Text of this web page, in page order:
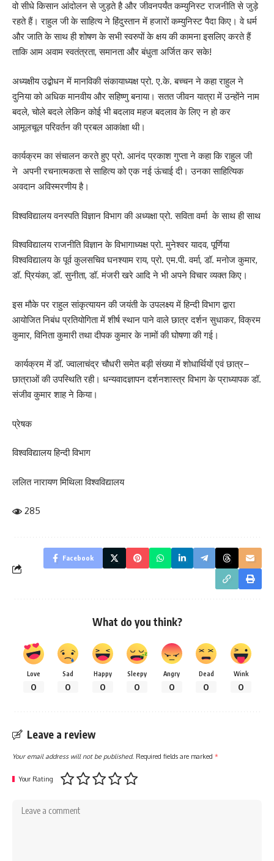
वो सीधे किसान आंदोलन से जुड़ते है और जीवनपर्यंत कम्युनिस्ट राजनीति से जुड़े
रहते हैं। राहुल जी के साहित्य ने हिंदुस्तान में हजारों कम्युनिस्ट पैदा किए। वे धर्म
और जाति के साथ ही शोषण के सभी स्वरुपों के क्षय की कामना इसलिए करते हैं
ताकि आम अवाम स्वतंत्रता, समानता और बंधुता अर्जित कर सके!
अध्यक्षीय उद्बोधन में मानविकी संकायाध्यक्ष प्रो. ए.के. बच्चन ने कहा राहुल ने
दुनिया को अधिक मानवीय और सहिष्णु बनाया। सतत जीवन यात्रा में उन्होंने नाम
बदले, चोले बदले लेकिन कोई भी बदलाव महज बदलाव के लिए न हो कर
आमूलचूल परिवर्तन की प्रबल आकांक्षा थी।
कार्यक्रम का संचालन करते हुए प्रो. आनंद प्रकाश गुप्ता ने कहा कि राहुल जी
ने अपनी रचनात्मकता से साहित्य को एक नई ऊंचाई दी। उनका साहित्यिक
अवदान अविस्मरणीय है।
विश्वविद्यालय वनस्पति विज्ञान विभाग की अध्यक्षा प्रो. सविता वर्मा के साथ ही साथ
विश्वविद्यालय राजनीति विज्ञान के विभागाध्यक्ष प्रो. मुनेश्वर यादव, पूर्णिया
विश्वविद्यालय के पूर्व कुलसचिव घनश्याम राय, प्रो. एम.पी. वर्मा, डॉ. मनोज कुमार,
डॉ. प्रियंका, डॉ. सुनीता, डॉ. मंजरी खरे आदि ने भी अपने विचार व्यक्त किए।
इस मौके पर राहुल सांकृत्यायन की जयंती के उपलक्ष्य में हिन्दी विभाग द्वारा
आयोजित निबंध प्रतियोगिता में शीर्ष स्थान पाने वाले छात्र दर्शन सुधाकर, विक्रम
कुमार, विनिता कुमारी तथा दीपक कुमार के नामों की घोषणा की गई।
कार्यक्रम में डॉ. ज्वालाचंद्र चौधरी समेत बड़ी संख्या में शोधार्थियों एवं छात्र–
छात्राओं की उपस्थिति रही। धन्यवादज्ञापन दर्शनशास्त्र विभाग के प्राध्यापक डॉ.
संजीव कुमार शाह ने किया।
प्रेषक
विश्वविद्यालय हिन्दी विभाग
ललित नारायण मिथिला विश्वविद्यालय
285
Facebook
What do you think?
Love
0
Sad
0
Happy
0
Sleepy
0
Angry
0
Dead
0
Wink
0
Leave a review
Your email address will not be published. Required fields are marked *
Your Rating